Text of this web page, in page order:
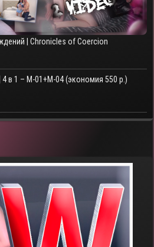
принуждений | Chronicles of Coercion
в 1 – M-01+M-04 (экономия 550 р.)